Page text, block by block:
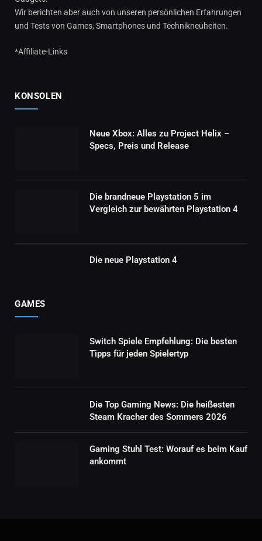
Wir berichten aber auch von unseren persönlichen Erfahrungen
und Tests von Games, Smartphones und Technikneuheiten.
*Affiliate-Links
KONSOLEN
Neue Xbox: Alles zu Project Helix –
Specs, Preis und Release
Die brandneue Playstation 5 im
Vergleich zur bewährten Playstation 4
Die neue Playstation 4
GAMES
Switch Spiele Empfehlung: Die besten
Tipps für jeden Spielertyp
Die Top Gaming News: Die heißesten
Steam Kracher des Sommers 2026
Gaming Stuhl Test: Worauf es beim Kauf
ankommt